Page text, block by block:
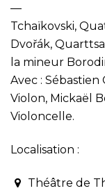
—
Tchaïkovski,
Dvořák,
la mineur
Avec :
Violon, Mickaël
Violoncelle.
Localisation :
Théâtre de